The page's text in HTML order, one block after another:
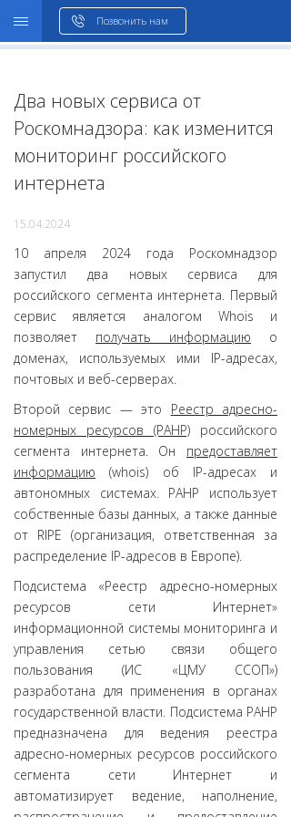
Позвонить нам
Два новых сервиса от
Роскомнадзора: как изменится
мониторинг российского
интернета
15.04.2024
10 апреля 2024 года Роскомнадзор
запустил два новых сервиса для
российского сегмента интернета. Первый
сервис является аналогом Whois и
позволяет получать информацию о
доменах, используемых ими IP-адресах,
почтовых и веб-серверах.
Второй сервис — это Реестр адресно-
номерных ресурсов (РАНР) российского
сегмента интернета. Он предоставляет
информацию (whois) об IP-адресах и
автономных системах. РАНР использует
собственные базы данных, а также данные
от RIPE (организация, ответственная за
распределение IP-адресов в Европе).
Подсистема «Реестр адресно-номерных
ресурсов сети Интернет»
информационной системы мониторинга и
управления сетью связи общего
пользования (ИС «ЦМУ ССОП»)
разработана для применения в органах
государственной власти. Подсистема РАНР
предназначена для ведения реестра
адресно-номерных ресурсов российского
сегмента сети Интернет и
автоматизирует ведение, наполнение,